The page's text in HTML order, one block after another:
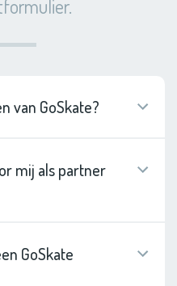
van GoSkate?
mij als partner
GoSkate